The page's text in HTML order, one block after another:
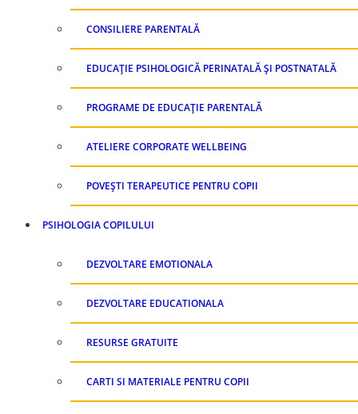
CONSILIERE PARENTALĂ
EDUCAȚIE PSIHOLOGICĂ PERINATALĂ ȘI POSTNATALĂ
PROGRAME DE EDUCAȚIE PARENTALĂ
ATELIERE CORPORATE WELLBEING
POVEȘTI TERAPEUTICE PENTRU COPII
PSIHOLOGIA COPILULUI
DEZVOLTARE EMOTIONALA
DEZVOLTARE EDUCATIONALA
RESURSE GRATUITE
CARTI SI MATERIALE PENTRU COPII